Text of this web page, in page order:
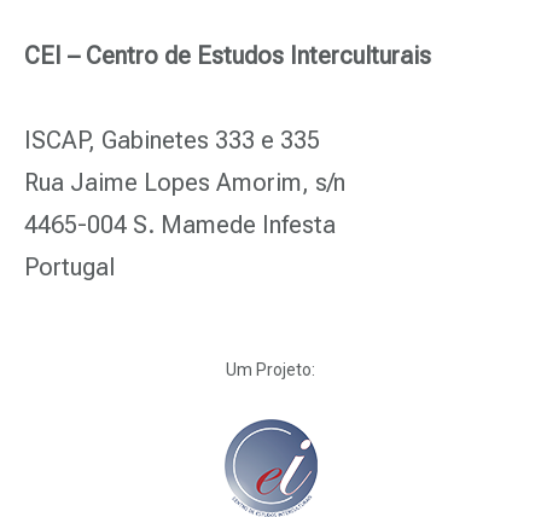
CEI – Centro de Estudos Interculturais
ISCAP, Gabinetes 333 e 335
Rua Jaime Lopes Amorim, s/n
4465-004 S. Mamede Infesta
Portugal
Um Projeto: